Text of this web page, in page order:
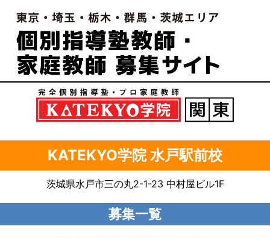
KATEKYO学院 水戸駅前校
茨城県水戸市三の丸2-1-23 中村屋ビル1F
募集一覧